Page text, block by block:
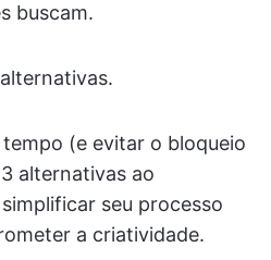
buscam.
(e evitar o bloqueio
alternativas ao
seu processo
a criatividade.